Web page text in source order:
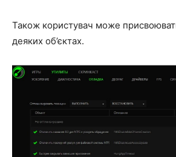
Також користувач може
деяких об’єктах.